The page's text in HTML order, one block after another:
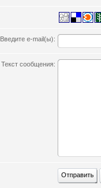
Введите e-mail(ы):
Текст сообщения: